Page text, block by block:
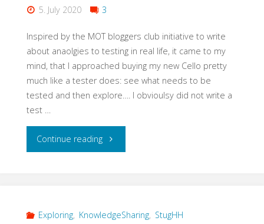
your
Conversion"
5. July 2020 3
Inspired by the MOT bloggers club initiative to write
about anaolgies to testing in real life, it came to my
mind, that I approached buying my new Cello pretty
much like a tester does: see what needs to be
tested and then explore…. I obvioulsy did not write a
test …
Continue reading"Testing
Buying
Exploring, KnowledgeSharing, StugHH